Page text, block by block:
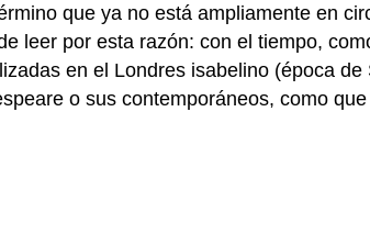
que ya no está ampliamente en
leer por esta razón: con el tiempo,
en el Londres isabelino (época de
o sus contemporáneos, como